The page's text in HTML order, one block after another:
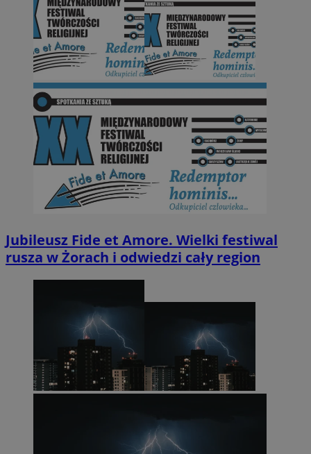
Jubileusz Fide et Amore. Wielki festiwal
rusza w Żorach i odwiedzi cały region